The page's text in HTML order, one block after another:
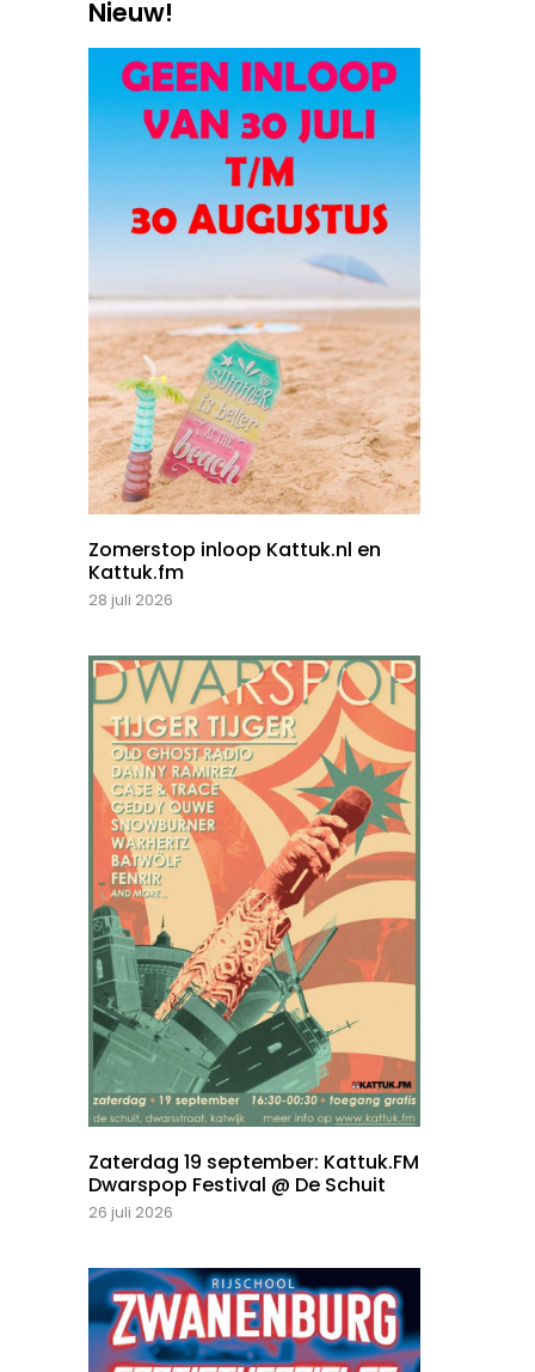
Nieuw!
Zomerstop inloop Kattuk.nl en
Kattuk.fm
28 juli 2026
Zaterdag 19 september: Kattuk.FM
Dwarspop Festival @ De Schuit
26 juli 2026